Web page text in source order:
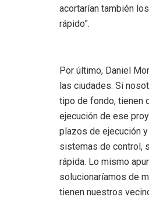
acortarían también
rápido”.
Por último, Daniel
las ciudades. Si
tipo de fondo, tienen
ejecución de ese
plazos de ejecución
sistemas de control,
rápida. Lo mismo
solucionaríamos de
tienen nuestros